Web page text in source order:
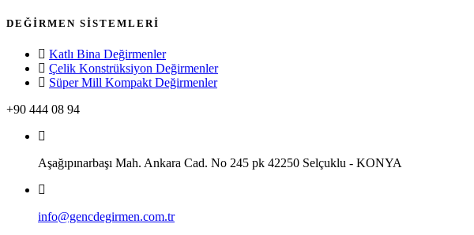
DEĞİRMEN SİSTEMLERİ
Katlı Bina Değirmenler
Çelik Konstrüksiyon Değirmenler
Süper Mill Kompakt Değirmenler
+90 444 08 94
Aşağıpınarbaşı Mah. Ankara Cad. No 245 pk 42250 Selçuklu - KONYA
info@gencdegirmen.com.tr